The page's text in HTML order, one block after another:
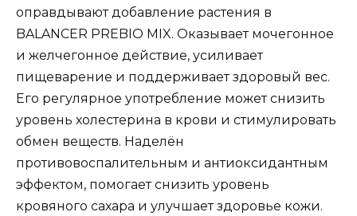
оправдывают добавление растения в
BALANCER PREBIO MIX. Оказывает мочегонное
и желчегонное действие, усиливает
пищеварение и поддерживает здоровый вес.
Его регулярное употребление может снизить
уровень холестерина в крови и стимулировать
обмен веществ. Наделён
противовоспалительным и антиоксидантным
эффектом, помогает снизить уровень
кровяного сахара и улучшает здоровье кожи.